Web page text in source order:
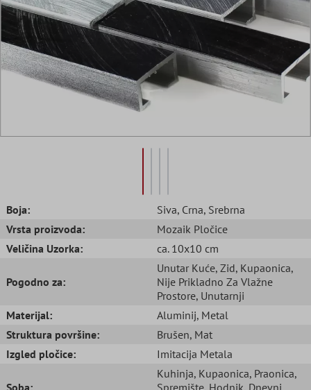
Boja: Siva, Crna, Srebrna
Vrsta proizvoda:
Mozaik Pločice
Veličina Uzorka:
ca. 10x10 cm
Pogodno za:
Unutar Kuće, Zid, Kupaonica,
Nije Prikladno Za Vlažne
Prostore, Unutarnji
Materijal:
Aluminij, Metal
Struktura površine:
Brušen, Mat
Izgled pločice:
Imitacija Metala
Soba:
Kuhinja, Kupaonica, Praonica,
Spremište, Hodnik, Dnevni